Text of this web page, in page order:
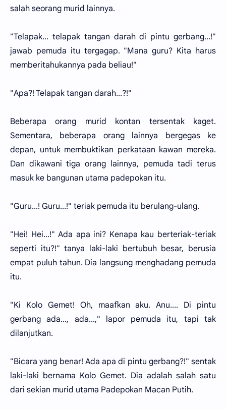
salah seorang murid lainnya.
"Telapak... telapak tangan darah di pintu gerbang...!"
jawab pemuda itu tergagap. "Mana guru? Kita harus
memberitahukannya pada beliau!"
"Apa?! Telapak tangan darah...?!"
Beberapa orang murid kontan tersentak kaget.
Sementara, beberapa orang lainnya bergegas ke
depan, untuk membuktikan perkataan kawan mereka.
Dan dikawani tiga orang lainnya, pemuda tadi terus
masuk ke bangunan utama padepokan itu.
"Guru...! Guru...!" teriak pemuda itu berulang-ulang.
"Hei! Hei...!" Ada apa ini? Kenapa kau berteriak-teriak
seperti itu?!" tanya laki-laki bertubuh besar, berusia
empat puluh tahun. Dia langsung menghadang pemuda
itu.
"Ki Kolo Gemet! Oh, maafkan aku. Anu.... Di pintu
gerbang ada..., ada...," lapor pemuda itu, tapi tak
dilanjutkan.
"Bicara yang benar! Ada apa di pintu gerbang?!" sentak
laki-laki bernama Kolo Gemet. Dia adalah salah satu
dari sekian murid utama Padepokan Macan Putih.